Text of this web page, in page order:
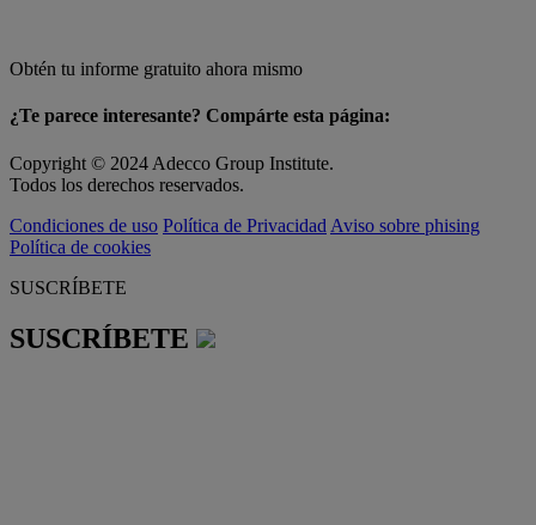
Obtén tu informe gratuito ahora mismo
¿Te parece interesante? Compárte esta página:
Copyright © 2024 Adecco Group Institute.
Todos los derechos reservados.
Condiciones de uso Política de Privacidad Aviso sobre phising
Política de cookies
SUSCRÍBETE
SUSCRÍBETE